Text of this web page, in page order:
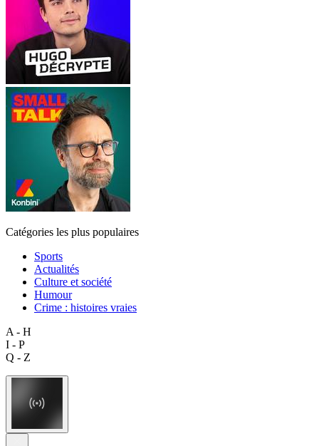
Catégories les plus populaires
Sports
Actualités
Culture et société
Humour
Crime : histoires vraies
A - H
I - P
Q - Z